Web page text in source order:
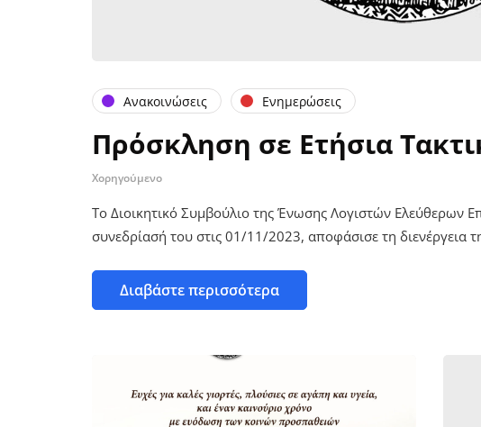
Ανακοινώσεις Ενημερώσεις
Πρόσκληση σε Ετήσια
Χορηγούμενο
Το Διοικητικό Συμβούλιο της Ένωσης Λογιστών Ελεύθερων
συνεδρίασή του στις 01/11/2023, αποφάσισε τη διενέργεια
Διαβάστε περισσότερα